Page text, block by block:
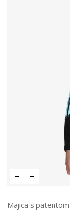
Majica s patentom